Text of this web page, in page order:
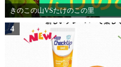
きのこの山VSたけのこの里
4